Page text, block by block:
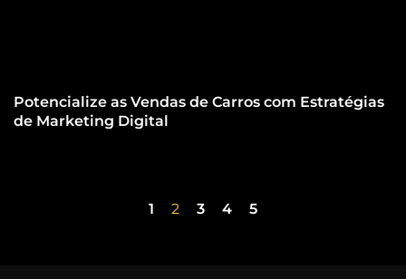
Potencialize as Vendas de Carros com Estratégias
de Marketing Digital
1 2 3 4 5